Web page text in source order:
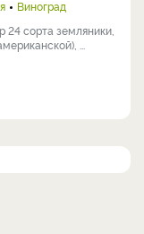
Виноград
24 сорта земляники,
...